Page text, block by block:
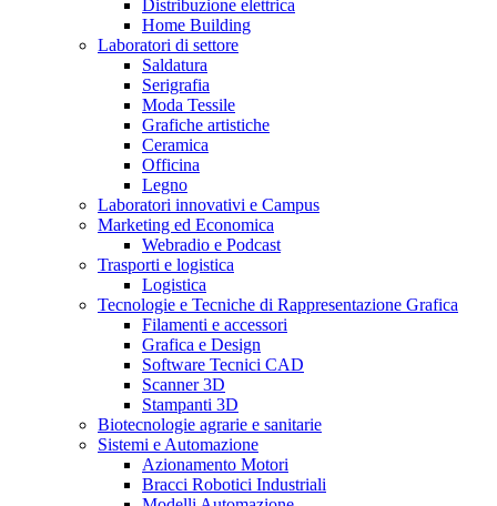
Distribuzione elettrica
Home Building
Laboratori di settore
Saldatura
Serigrafia
Moda Tessile
Grafiche artistiche
Ceramica
Officina
Legno
Laboratori innovativi e Campus
Marketing ed Economica
Webradio e Podcast
Trasporti e logistica
Logistica
Tecnologie e Tecniche di Rappresentazione Grafica
Filamenti e accessori
Grafica e Design
Software Tecnici CAD
Scanner 3D
Stampanti 3D
Biotecnologie agrarie e sanitarie
Sistemi e Automazione
Azionamento Motori
Bracci Robotici Industriali